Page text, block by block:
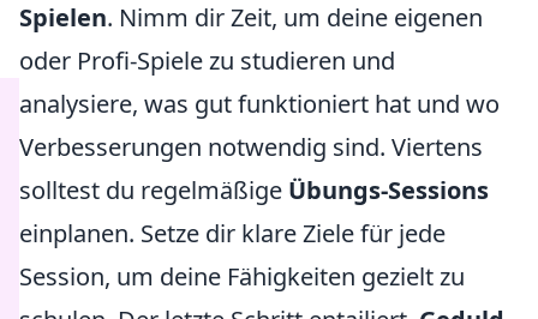
Spielen. Nimm dir Zeit, um deine eigenen
oder Profi-Spiele zu studieren und
analysiere, was gut funktioniert hat und wo
Verbesserungen notwendig sind. Viertens
solltest du regelmäßige Übungs-Sessions
einplanen. Setze dir klare Ziele für jede
Session, um deine Fähigkeiten gezielt zu